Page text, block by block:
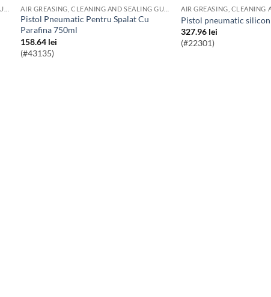
Pistol Pneumatic Pentru Spalat Cu
Parafina 750ml
158.64 lei
(#43135)
Pistol pneumatic silicon
327.96 lei
(#22301)